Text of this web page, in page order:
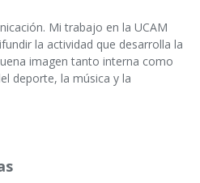
Mi trabajo en la UCAM
la actividad que desarrolla la
imagen tanto interna como
deporte, la música y la